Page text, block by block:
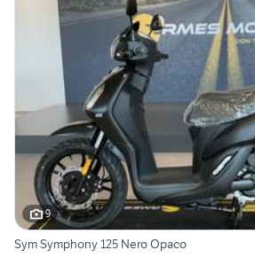
9
Sym Symphony 125 Nero Opaco